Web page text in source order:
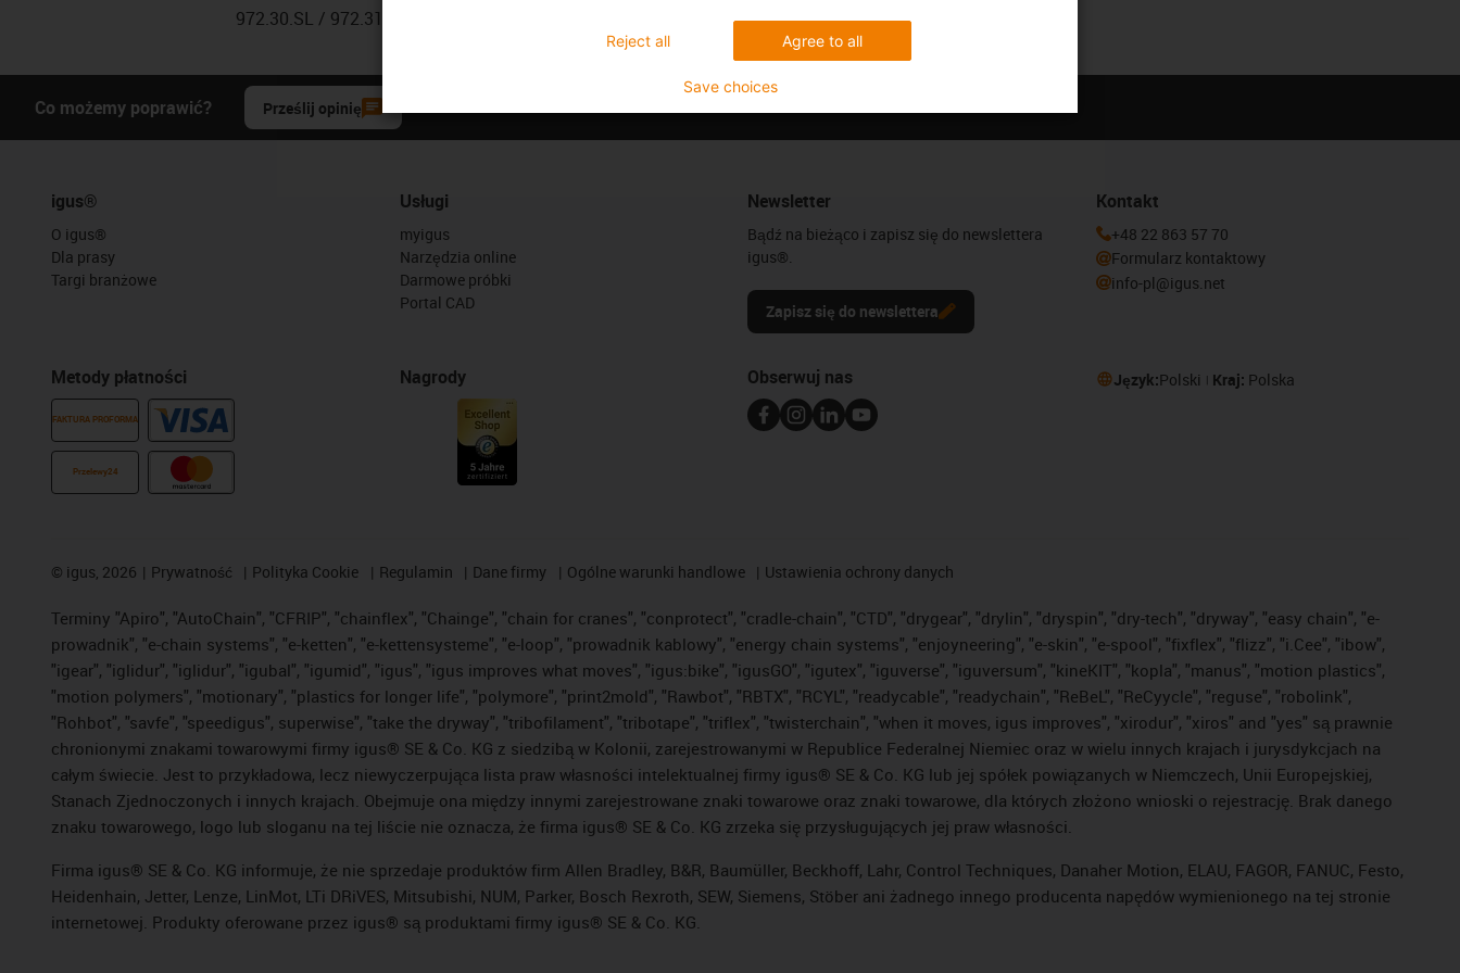
972.30.SL / 972.31.SL / 972.30.SLA / 972.32.SL
Co możemy poprawić? Prześlij opinię
igus®
O igus®
Dla prasy
Targi branżowe
Metody płatności
FAKTURA PROFORMA
Przelewy24
Usługi
myigus
Narzędzia online
Darmowe próbki
Portal CAD
Nagrody
Newsletter
Bądź na bieżąco i zapisz się do newslettera
igus®.
Zapisz się do newslettera
Kontakt
+48 22 863 57 70
Formularz kontaktowy
info-pl@igus.net
Obserwuj nas Język:Polski Kraj: Polska
© igus, 2026 Prywatność Polityka Cookie Regulamin Dane firmy Ogólne warunki handlowe Ustawienia ochrony danych
Terminy "Apiro", "AutoChain", "CFRIP", "chainflex", "Chainge", "chain for cranes", "conprotect", "cradle-chain", "CTD", "drygear", "drylin", "dryspin", "dry-tech", "dryway", "easy chain", "e-
prowadnik", "e-chain systems", "e-ketten", "e-kettensysteme", "e-loop", "prowadnik kablowy", "energy chain systems", "enjoyneering", "e-skin", "e-spool", "fixflex", "flizz", "i.Cee", "ibow",
"igear", "iglidur", "iglidur", "igubal", "igumid", "igus", "igus improves what moves", "igus:bike", "igusGO", "igutex", "iguverse", "iguversum", "kineKIT", "kopla", "manus", "motion plastics",
"motion polymers", "motionary", "plastics for longer life", "polymore", "print2mold", "Rawbot", "RBTX", "RCYL", "readycable", "readychain", "ReBeL", "ReCyycle", "reguse", "robolink",
"Rohbot", "savfe", "speedigus", superwise", "take the dryway", "tribofilament", "tribotape", "triflex", "twisterchain", "when it moves, igus improves", "xirodur", "xiros" and "yes" są prawnie
chronionymi znakami towarowymi firmy igus® SE & Co. KG z siedzibą w Kolonii, zarejestrowanymi w Republice Federalnej Niemiec oraz w wielu innych krajach i jurysdykcjach na
całym świecie. Jest to przykładowa, lecz niewyczerpująca lista praw własności intelektualnej firmy igus® SE & Co. KG lub jej spółek powiązanych w Niemczech, Unii Europejskiej,
Stanach Zjednoczonych i innych krajach. Obejmuje ona między innymi zarejestrowane znaki towarowe oraz znaki towarowe, dla których złożono wnioski o rejestrację. Brak danego
znaku towarowego, logo lub sloganu na tej liście nie oznacza, że firma igus® SE & Co. KG zrzeka się przysługujących jej praw własności.
Firma igus® SE & Co. KG informuje, że nie sprzedaje produktów firm Allen Bradley, B&R, Baumüller, Beckhoff, Lahr, Control Techniques, Danaher Motion, ELAU, FAGOR, FANUC, Festo,
Heidenhain, Jetter, Lenze, LinMot, LTi DRiVES, Mitsubishi, NUM, Parker, Bosch Rexroth, SEW, Siemens, Stöber ani żadnego innego producenta napędów wymienionego na tej stronie
internetowej. Produkty oferowane przez igus® są produktami firmy igus® SE & Co. KG.
Agree to all
Reject all
Save choices